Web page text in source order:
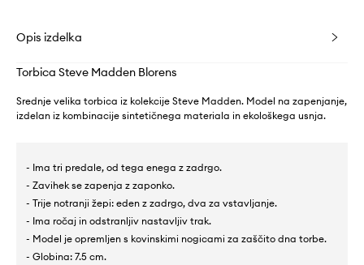
Opis izdelka
Torbica Steve Madden Blorens
Srednje velika torbica iz kolekcije Steve Madden. Model na zapenjanje,
izdelan iz kombinacije sintetičnega materiala in ekološkega usnja.
- Ima tri predale, od tega enega z zadrgo.
- Zavihek se zapenja z zaponko.
- Trije notranji žepi: eden z zadrgo, dva za vstavljanje.
- Ima ročaj in odstranljiv nastavljiv trak.
- Model je opremljen s kovinskimi nogicami za zaščito dna torbe.
- Globina: 7.5 cm.